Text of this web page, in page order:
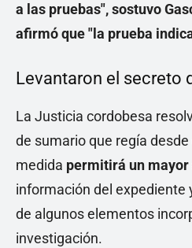
a las pruebas", sostuvo
afirmó que "la prueba
Levantaron el secreto
La Justicia cordobesa
de sumario que regía
medida permitirá un mayor
información del expediente
de algunos elementos
investigación.